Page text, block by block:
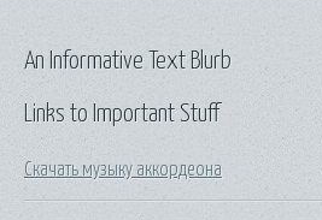
Links to Important Stuff
Скачать музыку аккордеона
An Informative Text Blurb